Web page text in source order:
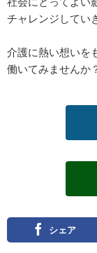
チャレンジしてい
介護に熱い想いを
働いてみませんか
シェア